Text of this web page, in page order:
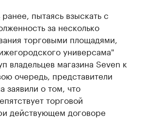
ранее, пытаясь взыскать с
за несколько
торговыми площадями,
универсама"
владельцев магазина Seven к
очередь, представители
заявили о том, что
торговой
действующем договоре